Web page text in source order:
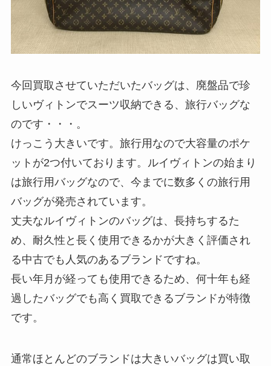
今回買取させていただいたバッグは、廃盤品で珍
しいヴィトンでスーツ収納できる、旅行バッグな
のです・・・。
けっこう大きいです。旅行用なので大容量のポケ
ットが2つ付いております。ルイヴィトンの始まり
は旅行用バッグなので、今までに数多くの旅行用
バッグが発売されています。
丈夫なルイヴィトンのバッグは、長持ちするた
め、耐久性と長く使用できるかが大きく評価され
る中古でも人気のあるブランドですね。
長い年月が経っても使用できるため、何十年も経
過したバッグでも高く買取できるブランドが特徴
です。
通常ほとんどのブランドは大きいバッグは買い取